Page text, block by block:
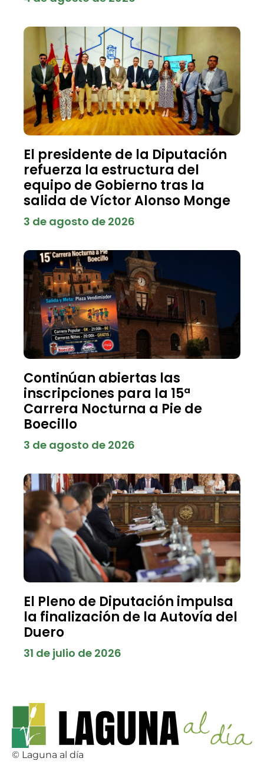
El presidente de la Diputación
refuerza la estructura del
equipo de Gobierno tras la
salida de Víctor Alonso Monge
3 de agosto de 2026
Continúan abiertas las
inscripciones para la 15ª
Carrera Nocturna a Pie de
Boecillo
3 de agosto de 2026
El Pleno de Diputación impulsa
la finalización de la Autovía del
Duero
31 de julio de 2026
© Laguna al día